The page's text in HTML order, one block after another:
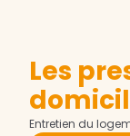
Les
Entretien du